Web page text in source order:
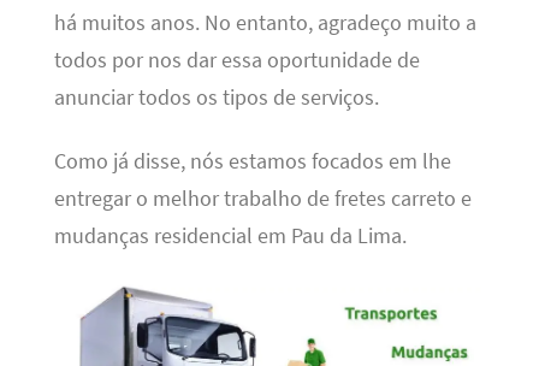
há muitos anos. No entanto, agradeço muito a
todos por nos dar essa oportunidade de
anunciar todos os tipos de serviços.
Como já disse, nós estamos focados em lhe
entregar o melhor trabalho de fretes carreto e
mudanças residencial em Pau da Lima.